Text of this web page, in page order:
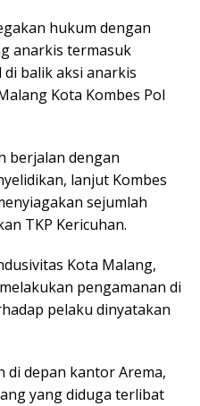
hukum dengan
anarkis termasuk
balik aksi anarkis
Kota Kombes Pol
berjalan dengan
lanjut Kombes
sejumlah
TKP Kericuhan.
Kota Malang,
pengamanan di
pelaku dinyatakan
di depan kantor Arema,
yang diduga terlibat